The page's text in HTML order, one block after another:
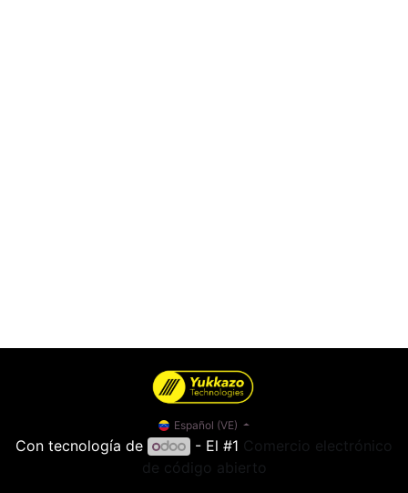
Español (VE)
Con tecnología de - El #1 Comercio electrónico
de código abierto